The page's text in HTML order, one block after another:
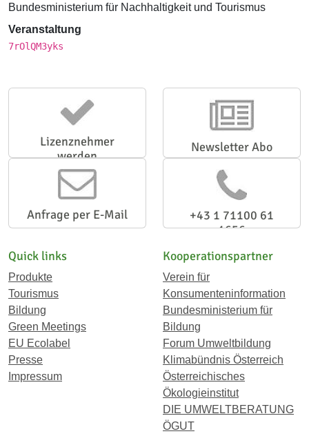
Bundesministerium für Nachhaltigkeit und Tourismus
Veranstaltung
7rOlQM3yks
Lizenznehmer
werden
Newsletter Abo
Anfrage per E-Mail
+43 1 71100 61
1656
Quick links
Produkte
Tourismus
Bildung
Green Meetings
EU Ecolabel
Presse
Impressum
Kooperationspartner
Verein für
Konsumenteninformation
Bundesministerium für
Bildung
Forum Umweltbildung
Klimabündnis Österreich
Österreichisches
Ökologieinstitut
DIE UMWELTBERATUNG
ÖGUT